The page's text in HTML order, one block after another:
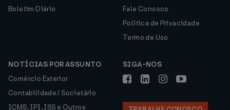
Boletim Diário
Fale Conosco
Política de Privacidade
Termo de Uso
NOTÍCIAS POR ASSUNTO
Comércio Exterior
Contabilidade / Societário
ICMS, IPI, ISS e Outros
SIGA-NOS